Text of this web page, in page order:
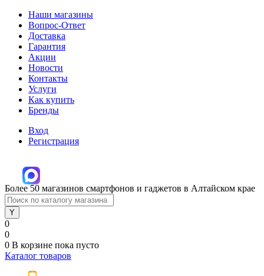
Наши магазины
Вопрос-Ответ
Доставка
Гарантия
Акции
Новости
Контакты
Услуги
Как купить
Бренды
Вход
Регистрация
Более 50 магазинов смартфонов и гаджетов в Алтайском крае
0
0
0 В корзине пока пусто
Каталог товаров